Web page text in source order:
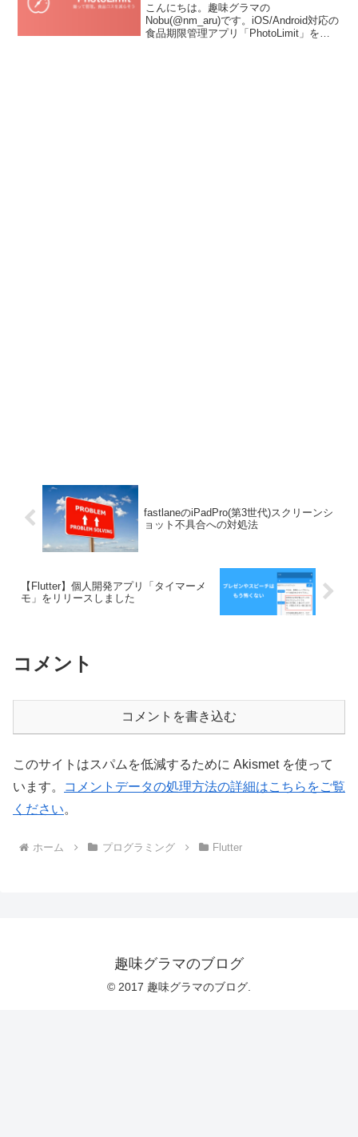
こんにちは。趣味グラマの
Nobu(@nm_aru)です。iOS/Android対応の
食品期限管理アプリ「PhotoLimit」をリ
fastlaneのiPadPro(第3世代)スクリーンシ
ョット不具合への対処法
【Flutter】個人開発アプリ「タイマーメ
モ」をリリースしました
コメント
コメントを書き込む
このサイトはスパムを低減するために Akismet を使って
います。
コメントデータの処理方法の詳細はこちらをご覧
ください。
ホーム プログラミング Flutter
趣味グラマのブログ
© 2017 趣味グラマのブログ.